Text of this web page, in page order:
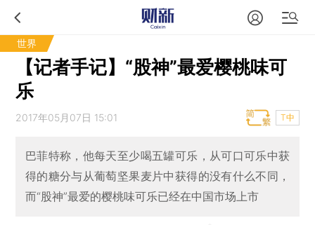
世界
【记者手记】“股神”最爱樱桃味可
乐
2017年05月07日 15:01 T中
巴菲特称，他每天至少喝五罐可乐，从可口可乐中获
得的糖分与从葡萄坚果麦片中获得的没有什么不同，
而“股神”最爱的樱桃味可乐已经在中国市场上市